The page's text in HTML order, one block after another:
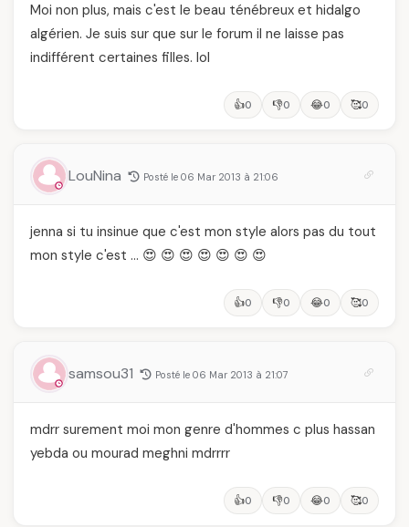
Moi non plus, mais c'est le beau ténébreux et hidalgo
algérien. Je suis sur que sur le forum il ne laisse pas
indifférent certaines filles. lol
👍0 👎0 😂0 🥰0
LouNina Posté le 06 Mar 2013 à 21:06
jenna si tu insinue que c'est mon style alors pas du tout
mon style c'est … 😍 😍 😍 😍 😍 😍 😍
👍0 👎0 😂0 🥰0
samsou31 Posté le 06 Mar 2013 à 21:07
mdrr surement moi mon genre d'hommes c plus hassan
yebda ou mourad meghni mdrrrr
👍0 👎0 😂0 🥰0